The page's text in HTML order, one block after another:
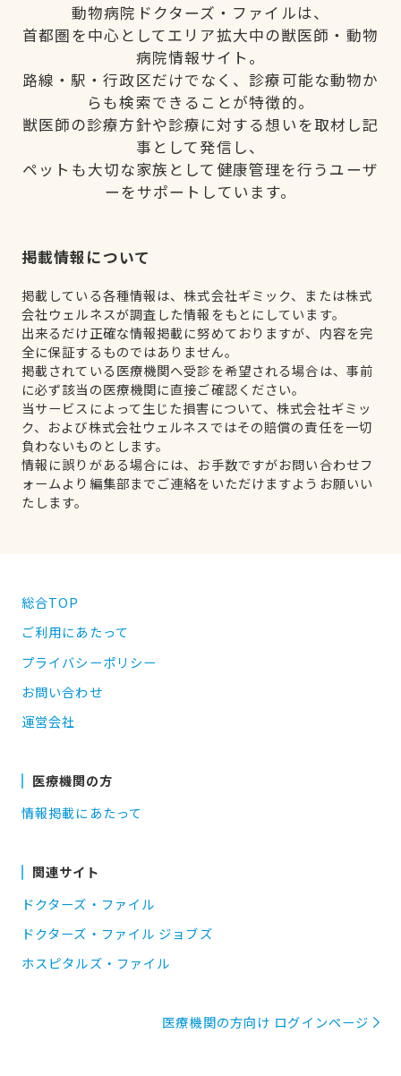
動物病院ドクターズ・ファイルは、
首都圏を中心としてエリア拡大中の獣医師・動物
病院情報サイト。
路線・駅・行政区だけでなく、診療可能な動物か
らも検索できることが特徴的。
獣医師の診療方針や診療に対する想いを取材し記
事として発信し、
ペットも大切な家族として健康管理を行うユーザ
ーをサポートしています。
掲載情報について
掲載している各種情報は、株式会社ギミック、または株式
会社ウェルネスが調査した情報をもとにしています。
出来るだけ正確な情報掲載に努めておりますが、内容を完
全に保証するものではありません。
掲載されている医療機関へ受診を希望される場合は、事前
に必ず該当の医療機関に直接ご確認ください。
当サービスによって生じた損害について、株式会社ギミッ
ク、および株式会社ウェルネスではその賠償の責任を一切
負わないものとします。
情報に誤りがある場合には、お手数ですがお問い合わせフ
ォームより編集部までご連絡をいただけますようお願いい
たします。
総合TOP
ご利用にあたって
プライバシーポリシー
お問い合わせ
運営会社
医療機関の方
情報掲載にあたって
関連サイト
ドクターズ・ファイル
ドクターズ・ファイル ジョブズ
ホスピタルズ・ファイル
医療機関の方向け ログインページ